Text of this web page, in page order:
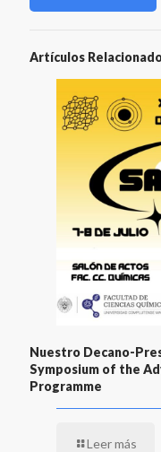
Artículos
Nuestro Decano-
Symposium of the
Programme
Leer más